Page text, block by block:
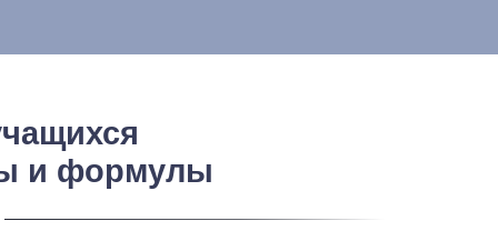
и формулы